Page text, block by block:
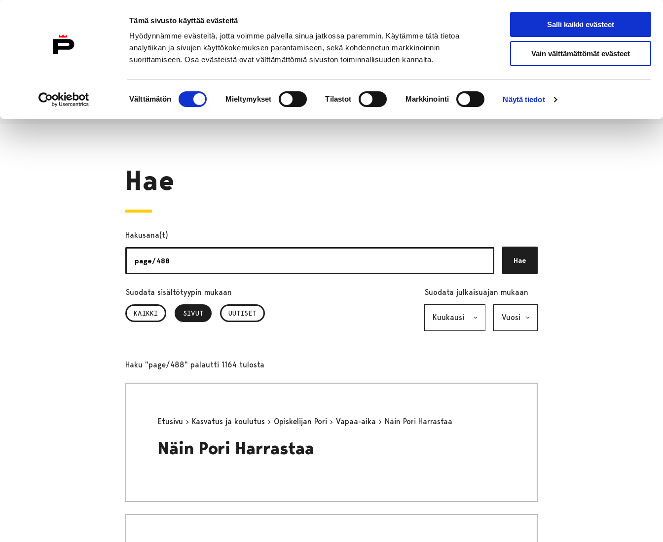
Tämä sivusto käyttää evästeitä
Hyödynnämme evästeitä, jotta voimme palvella sinua jatkossa paremmin. Käytämme tätä tietoa
analytiikan ja sivujen käyttökokemuksen parantamiseen, sekä kohdennetun markkinoinnin
suorittamiseen. Osa evästeistä ovat välttämättömiä sivuston toiminnallisuuden kannalta.
valinta
Välttämätön Mieltymykset Tilastot Markkinointi Näytä tiedot
Salli kaikki evästeet
Vain välttämättömät evästeet
Etusivulle
Hae sivustolta
Etusivu
Hae
Hakusana(t)
Hae
Suodata sisältötyypin mukaan
KAIKKI SIVUT
, VALITTU UUTISET
Suodata julkaisuajan mukaan
Haku "page/488" palautti 1164 tulosta
Etusivu Kasvatus ja koulutus Opiskelijan Pori Vapaa-aika Näin Pori Harrastaa
Näin Pori Harrastaa